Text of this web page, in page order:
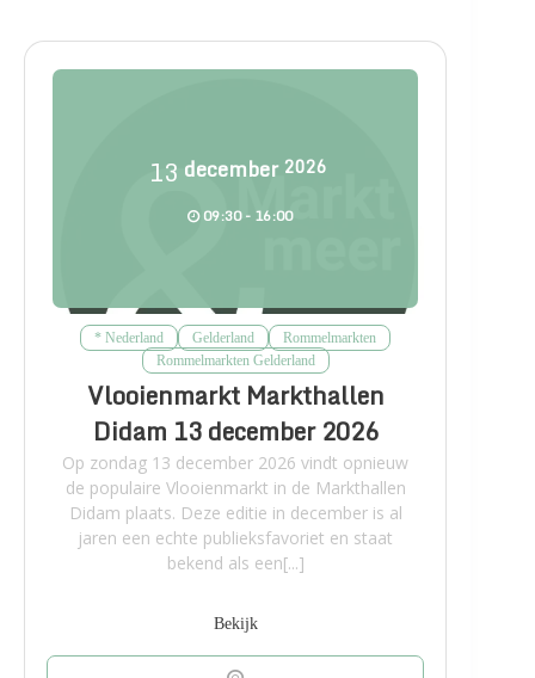
13 december 2026
09:30 - 16:00
* Nederland Gelderland
Rommelmarkten
Rommelmarkten Gelderland
Vlooienmarkt Markthallen
Didam 13 december 2026
Op zondag 13 december 2026 vindt opnieuw
de populaire Vlooienmarkt in de Markthallen
Didam plaats. Deze editie in december is al
jaren een echte publieksfavoriet en staat
bekend als een[...]
Bekijk